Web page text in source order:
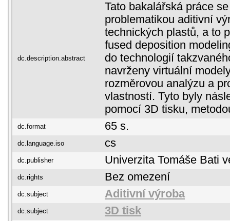
dc.description.abstract
Tato bakalářská práce
problematikou aditivní
technických plastů, a to
fused deposition
do technologií
navrženy virtuální
rozměrovou analýzu a
vlastností. Tyto byly
pomocí 3D tisku,
dc.format 65 s.
dc.language.iso cs
dc.publisher Univerzita Tomáše Bati
dc.rights Bez omezení
dc.subject Aditivní výroba
dc.subject 3D tisk